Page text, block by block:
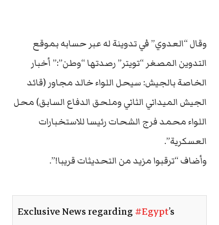
وقال “العدوي” في تدوينة له عبر حسابه بموقع
التدوين المصغر “تويتر” رصدتها “وطن”:” أخبار
الخاصة بالجيش: سيحل اللواء خالد مجاور (قائد
الجيش الميداني الثاني وملحق الدفاع السابق) محل
اللواء محمد فرج الشحات رئيسا للاستخبارات
العسكرية”.
وأضاف “ترقبوا مزيد من التحديثات قريبا!”.
Exclusive News regarding#Egypt’s